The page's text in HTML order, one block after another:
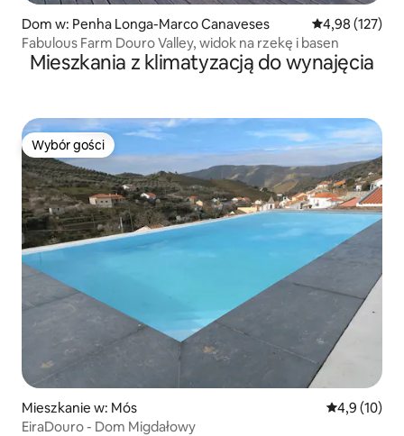
Dom w: Penha Longa-Marco Canaveses Średnia
4,98 (127)
Fabulous Farm Douro Valley, widok na rzekę i basen
Mieszkania z klimatyzacją do wynajęcia
Wybór gości
Wybór gości
Mieszkanie w: Mós Średnia
4,9 (10)
EiraDouro - Dom Migdałowy